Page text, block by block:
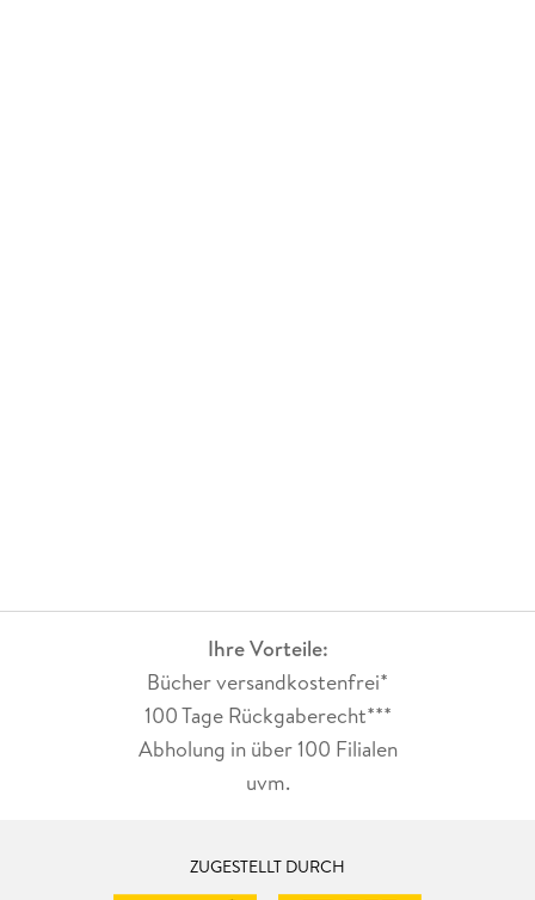
Ihre Vorteile:
Bücher versandkostenfrei*
100 Tage Rückgaberecht***
Abholung in über 100 Filialen
uvm.
ZUGESTELLT DURCH